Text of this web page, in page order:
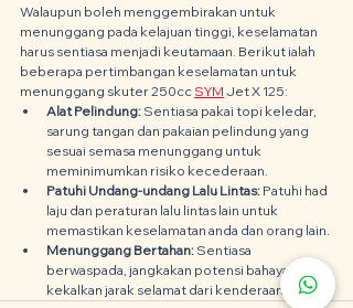
Walaupun boleh menggembirakan untuk
menunggang pada kelajuan tinggi, keselamatan
harus sentiasa menjadi keutamaan. Berikut ialah
beberapa pertimbangan keselamatan untuk
menunggang skuter 250cc SYM Jet X 125:
Alat Pelindung: Sentiasa pakai topi keledar,
sarung tangan dan pakaian pelindung yang
sesuai semasa menunggang untuk
meminimumkan risiko kecederaan.
Patuhi Undang-undang Lalu Lintas: Patuhi had
laju dan peraturan lalu lintas lain untuk
memastikan keselamatan anda dan orang lain.
Menunggang Bertahan: Sentiasa
berwaspada, jangkakan potensi bahaya, dan
kekalkan jarak selamat dari kenderaan lain.